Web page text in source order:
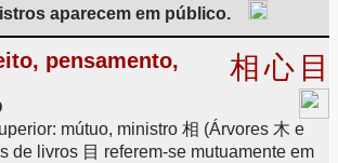
aparecem em público.
pensamento,
相心 目
mútuo, ministro 相 (Árvores 木 e
de livros 目 referem-se mutuamente em